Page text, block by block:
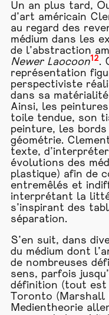
Un an plus tard,
d’art américain
au regard des
médium dans les
de l’abstraction
Newer Laocoon12.
représentation
perspectiviste
dans sa
Ainsi, les
toile tendue, son
peinture, les
géométrie.
texte,
évolutions des
plastique) afin de
entremêlés et
interprétant la
s’inspirant des
séparation.
S’en suit, dans
du médium dont
de nombreuses
sens, parfois
définition (tout est
Toronto (Marshall
Medientheorie